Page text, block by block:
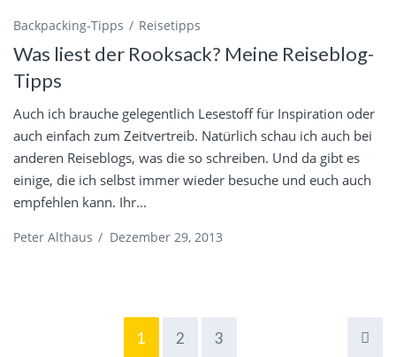
Backpacking-Tipps Reisetipps
Was liest der Rooksack? Meine Reiseblog-
Tipps
Auch ich brauche gelegentlich Lesestoff für Inspiration oder
auch einfach zum Zeitvertreib. Natürlich schau ich auch bei
anderen Reiseblogs, was die so schreiben. Und da gibt es
einige, die ich selbst immer wieder besuche und euch auch
empfehlen kann. Ihr...
Peter Althaus / Dezember 29, 2013
1 2 3